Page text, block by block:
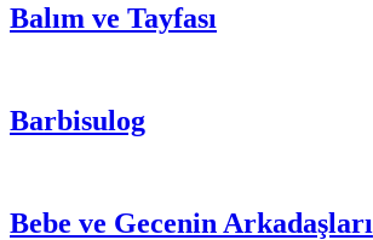
Balım ve Tayfası
Barbisulog
Bebe ve Gecenin Arkadaşları